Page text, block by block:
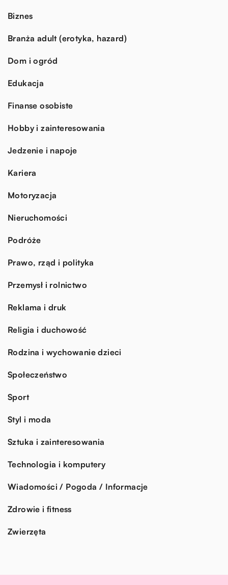
Biznes
Branża adult (erotyka, hazard)
Dom i ogród
Edukacja
Finanse osobiste
Hobby i zainteresowania
Jedzenie i napoje
Kariera
Motoryzacja
Nieruchomości
Podróże
Prawo, rząd i polityka
Przemysł i rolnictwo
Reklama i druk
Religia i duchowość
Rodzina i wychowanie dzieci
Społeczeństwo
Sport
Styl i moda
Sztuka i zainteresowania
Technologia i komputery
Wiadomości / Pogoda / Informacje
Zdrowie i fitness
Zwierzęta